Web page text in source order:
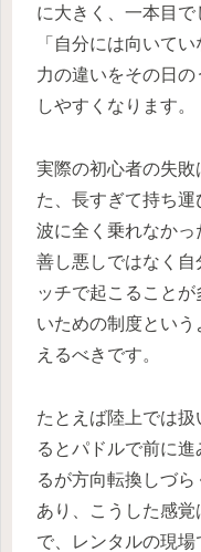
に大きく、一本目
「自分には向いて
力の違いをその日
しやすくなります。
実際の初心者の失
た、長すぎて持ち
波に全く乗れなか
善し悪しではなく
ッチで起こること
いための制度とい
えるべきです。
たとえば陸上では
るとパドルで前に
るが方向転換しづ
あり、こうした感
で、レンタルの現